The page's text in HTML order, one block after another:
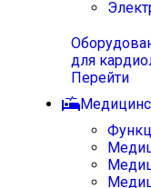
для
Перейти